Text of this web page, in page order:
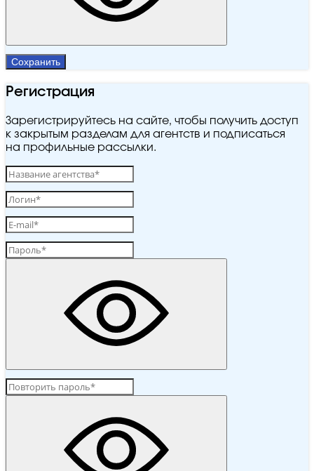
Сохранить
Регистрация
Зарегистрируйтесь на сайте, чтобы получить доступ
к закрытым разделам для агентств и подписаться
на профильные рассылки.